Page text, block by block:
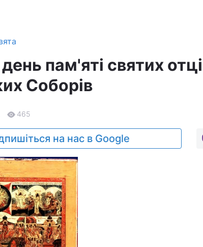
пам'яті святих
Соборів
465
на нас в Google